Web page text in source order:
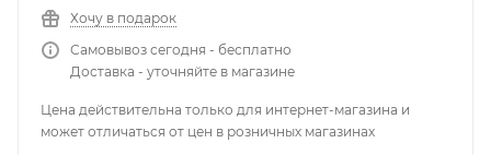
Хочу в подарок
Самовывоз сегодня - бесплатно
Доставка - уточняйте в магазине
Цена действительна только для интернет-магазина и
может отличаться от цен в розничных магазинах